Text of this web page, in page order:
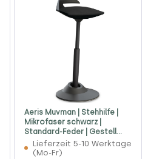
Aeris Muvman | Stehhilfe |
Mikrofaser schwarz |
Standard-Feder | Gestell
schwarz
Lieferzeit 5-10 Werktage
(Mo-Fr)